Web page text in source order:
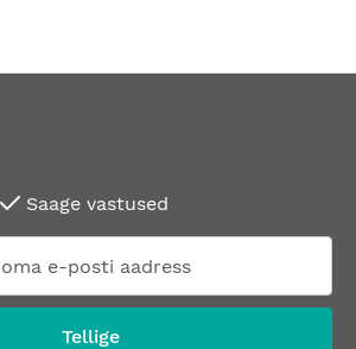
Saage vastused
Tellige